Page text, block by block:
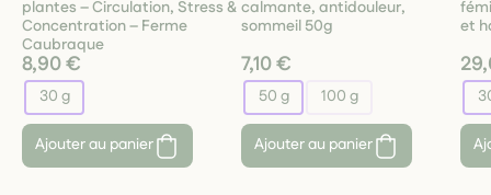
plantes – Circulation, Stress &
Concentration – Ferme
Caubraque
8,90 €
30 g
Ajouter au panier
calmante, antidouleur,
sommeil 50g
7,10 €
50 g 100 g
Ajouter au panier
et